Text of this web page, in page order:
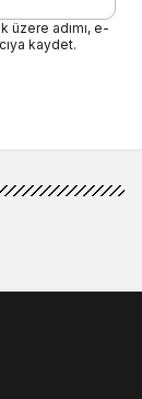
üzere adımı, e-
kaydet.